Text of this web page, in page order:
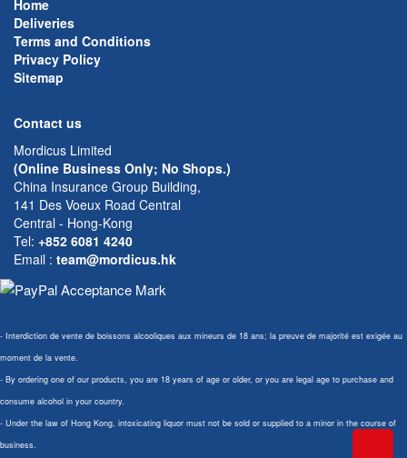
Home
Deliveries
Terms and Conditions
Privacy Policy
Sitemap
Contact us
Mordicus Limited
(Online Business Only; No Shops.)
China Insurance Group Building,
141 Des Voeux Road Central
Central - Hong-Kong
Tel: +852 6081 4240
Email : team@mordicus.hk
- Interdiction de vente de boissons alcooliques aux mineurs de 18 ans; la preuve de majorité est exigée au
moment de la vente.
- By ordering one of our products, you are 18 years of age or older, or you are legal age to purchase and
consume alcohol in your country.
- Under the law of Hong Kong, intoxicating liquor must not be sold or supplied to a minor in the course of
business.